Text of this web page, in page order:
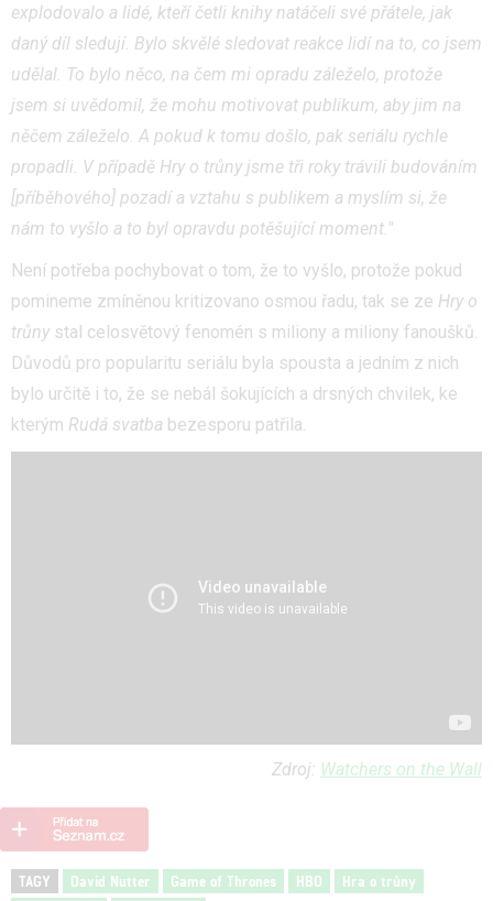
explodovalo a lidé, kteří četli knihy natáčeli své přátele, jak
daný díl sledují. Bylo skvělé sledovat reakce lidí na to, co jsem
udělal. To bylo něco, na čem mi opradu záleželo, protože
jsem si uvědomil, že mohu motivovat publikum, aby jim na
něčem záleželo. A pokud k tomu došlo, pak seriálu rychle
propadli. V případě Hry o trůny jsme tři roky trávili budováním
[příběhového] pozadí a vztahu s publikem a myslím si, že
nám to vyšlo a to byl opravdu potěšující moment."
Není potřeba pochybovat o tom, že to vyšlo, protože pokud
pomineme zmíněnou kritizovano osmou řadu, tak se ze Hry o
trůny stal celosvětový fenomén s miliony a miliony fanoušků.
Důvodů pro popularitu seriálu byla spousta a jedním z nich
bylo určitě i to, že se nebál šokujících a drsných chvilek, ke
kterým Rudá svatba bezesporu patřila.
Zdroj: Watchers on the Wall
TAGY David Nutter Game of Thrones HBO Hra o trůny